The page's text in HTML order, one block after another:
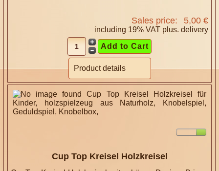
Sales price: 5,00 €
including 19% VAT plus. delivery
Product details
Cup Top Kreisel Holzkreisel